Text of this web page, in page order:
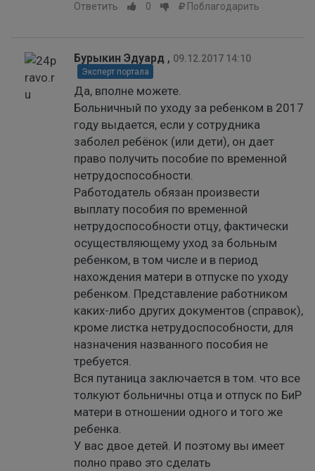
Ответить 0 Поблагодарить
Бурыкин Эдуард , 09.12.2017 14:10
Эксперт портала
Да, вполне можете.
Больничный по уходу за ребенком в 2017
году выдается, если у сотрудника
заболел ребёнок (или дети), он дает
право получить пособие по временной
нетрудоспособности.
Работодатель обязан произвести
выплату пособия по временной
нетрудоспособности отцу, фактически
осуществляющему уход за больным
ребенком, в том числе и в период
нахождения матери в отпуске по уходу
ребенком. Представление работником
каких-либо других документов (справок),
кроме листка нетрудоспособности, для
назначения названного пособия не
требуется.
Вся путаница заключается в том. что все
толкуют больничны отца и отпуск по БиР
матери в отношении одного и того же
ребенка.
У вас двое детей. И поэтому вы имеет
полно право это сделать